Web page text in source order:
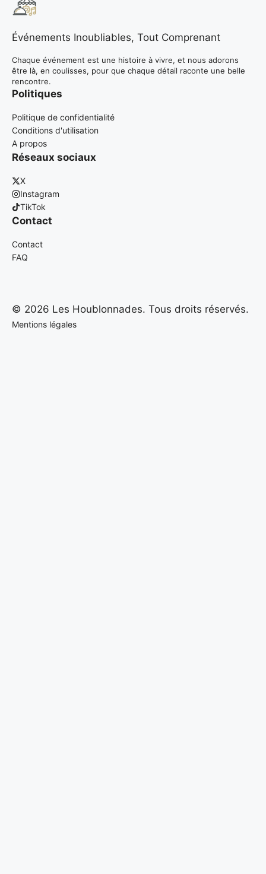
Événements Inoubliables, Tout Comprenant
Chaque événement est une histoire à vivre, et nous adorons
être là, en coulisses, pour que chaque détail raconte une belle
rencontre.
Politiques
Politique de confidentialité
Conditions d'utilisation
A propos
Réseaux sociaux
X
Instagram
TikTok
Contact
Contact
FAQ
© 2026 Les Houblonnades. Tous droits réservés.
Mentions légales